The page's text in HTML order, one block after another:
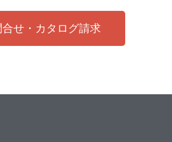
合せ・カタログ請求